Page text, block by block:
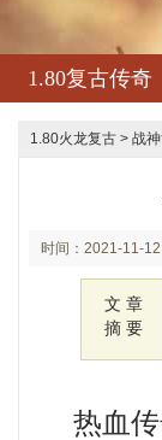
1.80复古传奇
1.80火龙复古 > 战
时间：2021-11-12
文 章
摘 要
热血传